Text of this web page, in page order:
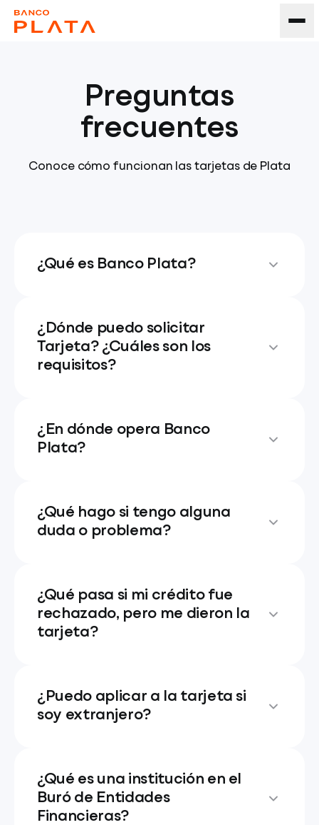
Preguntas
frecuentes
Conoce cómo funcionan las tarjetas de Plata
¿Qué es Banco Plata?
¿Dónde puedo solicitar
Tarjeta? ¿Cuáles son los
requisitos?
¿En dónde opera Banco
Plata?
¿Qué hago si tengo alguna
duda o problema?
¿Qué pasa si mi crédito fue
rechazado, pero me dieron la
tarjeta?
¿Puedo aplicar a la tarjeta si
soy extranjero?
¿Qué es una institución en el
Buró de Entidades
Financieras?